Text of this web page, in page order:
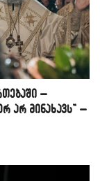
–
არ მინახავს” –